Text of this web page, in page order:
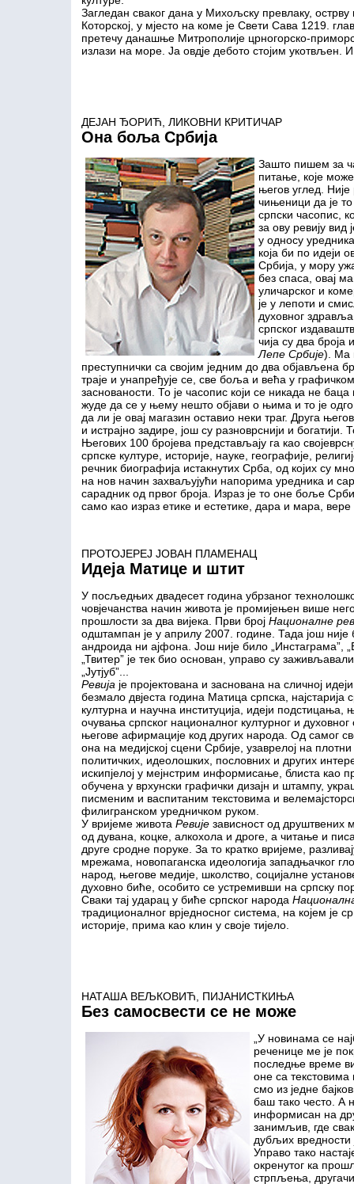
Загледан сваког дана у Михољску превлаку,
Которској, у мјесто на коме је Свети Сава 1219.
претечу данашње Митрополије црногорско-
излази на море. Ја овдје дебото стојим укотвљен.
ДЕЈАН ЂОРИЋ, ЛИКОВНИ КРИТИЧАР
Она боља Србија
Зашто пишем за
питање, које
његов углед.
чињеници да је
српски часопис,
за ову ревију вид
у односу
која би по идеји
Србија, у мору
без спаса, овај
уличарског и
је у лепоти и
духовног
српског
чија су два броја
Лепе Србије). Ма
преступнички са својим једним до два објављена
траје и унапређује се, све боља и већа у
заснованости. То је часопис који се никада не
жуде да се у њему нешто објави о њима и то је
да ли је овај магазин оставио неки траг. Друга
и истрајно задире, још су разноврснији и богатији.
Његових 100 бројева представљају га као
српске културе, историје, науке, географије,
речник биографија истакнутих Срба, од којих су
на нов начин захваљујући напорима уредника и
сарадник од првог броја. Израз је то оне боље
само као израз етике и естетике, дара и мара,
ПРОТОЈЕРЕЈ ЈОВАН ПЛАМЕНАЦ
Идеја Матице и штит
У посљедњих двадесет година убрзаног
човјечанства начин живота је промијењен више
прошлости за два вијека. Први број Националне
одштампан је у априлу 2007. године. Тада још није
андроида ни ајфона. Још није било „Инстаграма”,
„Твитер” је тек био основан, управо су заживљавали
„Јутјуб”...
Ревија је пројектована и заснована на сличној
безмало двјеста година Матица српска, најстарија
културна и научна институција, идеји подстицања,
очувања српског националног културног и духовног
његове афирмације код других народа. Од самог
она на медијској сцени Србије, узаврелој на
политичких, идеолошких, пословних и других
искипјелој у мејнстрим информисање, блиста као
обучена у врхунски графички дизајн и штампу,
писменим и васпитаним текстовима и
филигранском уредничком руком.
У вријеме живота Ревијезависност од друштвених
од дувана, коцке, алкохола и дроге, а читање и
друге сродне поруке. За то кратко вријеме,
мрежама, новопаганска идеологија западњачког
народ, његове медије, школство, социјалне
духовно биће, особито се устремивши на српску
Сваки тај ударац у биће српског народа
традиционалног врједносног система, на којем је
историје, прима као клин у своје тијело.
НАТАША ВЕЉКОВИЋ, ПИЈАНИСТКИЊА
Без самосвести се не може
„У новинама се
реченице ме је
последње време
оне са текстовима
смо из једне
баш тако често. А
информисан на
занимљив, где
дубљих
Управо тако
окренутог ка
стрпљења,